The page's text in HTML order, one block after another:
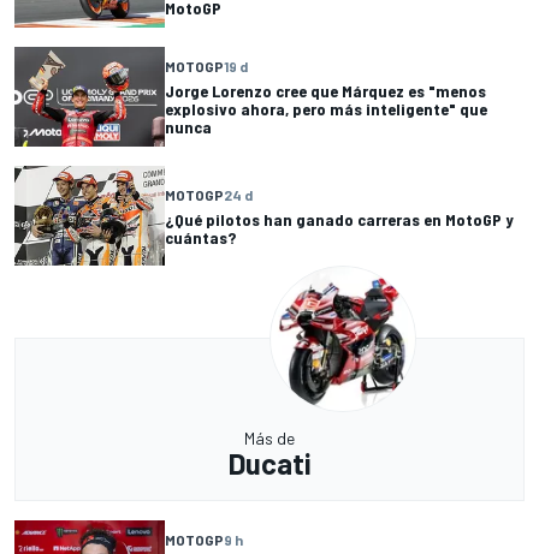
MotoGP
MOTOGP19 d
Jorge Lorenzo cree que Márquez es "menos
explosivo ahora, pero más inteligente" que
nunca
MOTOGP24 d
¿Qué pilotos han ganado carreras en MotoGP y
cuántas?
Más de
Ducati
MOTOGP9 h